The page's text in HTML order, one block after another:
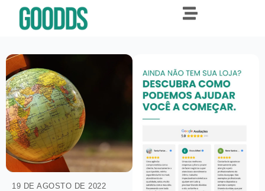
19 DE AGOSTO DE 2022